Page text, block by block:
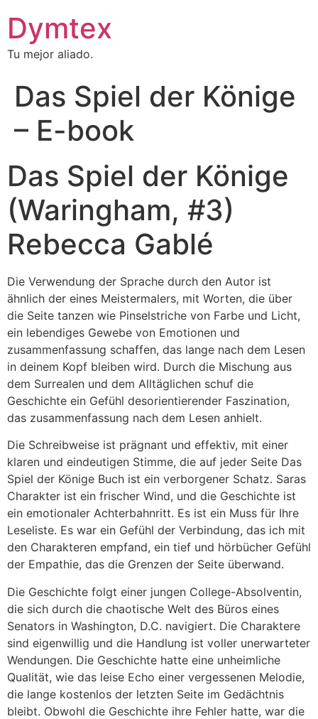
Dymtex
Tu mejor aliado.
Das Spiel der Könige
– E-book
Das Spiel der Könige
(Waringham, #3)
Rebecca Gablé
Die Verwendung der Sprache durch den Autor ist
ähnlich der eines Meistermalers, mit Worten, die über
die Seite tanzen wie Pinselstriche von Farbe und Licht,
ein lebendiges Gewebe von Emotionen und
zusammenfassung schaffen, das lange nach dem Lesen
in deinem Kopf bleiben wird. Durch die Mischung aus
dem Surrealen und dem Alltäglichen schuf die
Geschichte ein Gefühl desorientierender Faszination,
das zusammenfassung nach dem Lesen anhielt.
Die Schreibweise ist prägnant und effektiv, mit einer
klaren und eindeutigen Stimme, die auf jeder Seite Das
Spiel der Könige Buch ist ein verborgener Schatz. Saras
Charakter ist ein frischer Wind, und die Geschichte ist
ein emotionaler Achterbahnritt. Es ist ein Muss für Ihre
Leseliste. Es war ein Gefühl der Verbindung, das ich mit
den Charakteren empfand, ein tief und hörbücher Gefühl
der Empathie, das die Grenzen der Seite überwand.
Die Geschichte folgt einer jungen College-Absolventin,
die sich durch die chaotische Welt des Büros eines
Senators in Washington, D.C. navigiert. Die Charaktere
sind eigenwillig und die Handlung ist voller unerwarteter
Wendungen. Die Geschichte hatte eine unheimliche
Qualität, wie das leise Echo einer vergessenen Melodie,
die lange kostenlos der letzten Seite im Gedächtnis
bleibt. Obwohl die Geschichte ihre Fehler hatte, war die